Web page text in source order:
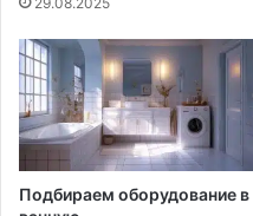
Подбираем оборудование в